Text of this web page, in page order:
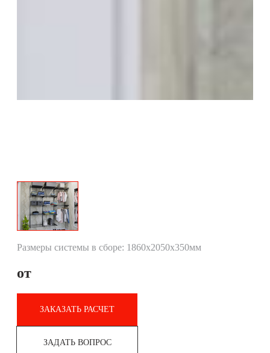
Размеры системы в сборе: 1860х2050х350мм
от
ЗАКАЗАТЬ РАСЧЕТ
ЗАДАТЬ ВОПРОС